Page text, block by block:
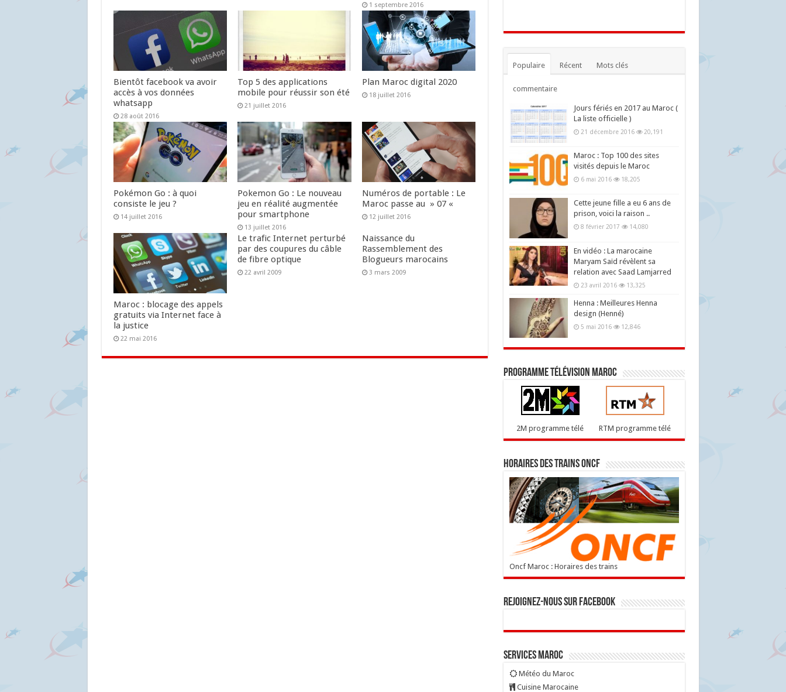
1 septembre 2016
Bientôt facebook va avoir
accès à vos données
whatsapp
28 août 2016
Top 5 des applications
mobile pour réussir son été
21 juillet 2016
Plan Maroc digital 2020
18 juillet 2016
Pokémon Go : à quoi
consiste le jeu ?
14 juillet 2016
Pokemon Go : Le nouveau
jeu en réalité augmentée
pour smartphone
13 juillet 2016
Numéros de portable : Le
Maroc passe au » 07 «
12 juillet 2016
Maroc : blocage des appels
gratuits via Internet face à
la justice
22 mai 2016
Le trafic Internet perturbé
par des coupures du câble
de fibre optique
22 avril 2009
Naissance du
Rassemblement des
Blogueurs marocains
3 mars 2009
Populaire Récent Mots clés
commentaire
Jours fériés en 2017 au Maroc (
La liste officielle )
21 décembre 2016 20,191
Maroc : Top 100 des sites
visités depuis le Maroc
6 mai 2016 18,205
Cette jeune fille a eu 6 ans de
prison, voici la raison ..
8 février 2017 14,080
En vidéo : La marocaine
Maryam Saïd révèlent sa
relation avec Saad Lamjarred
23 avril 2016 13,325
Henna : Meilleures Henna
design (Henné)
5 mai 2016 12,846
Programme télévision maroc
2M programme télé RTM programme télé
Horaires des trains ONCF
Oncf Maroc : Horaires des trains
Rejoignez-nous sur Facebook
Services Maroc
Météo du Maroc
Cuisine Marocaine